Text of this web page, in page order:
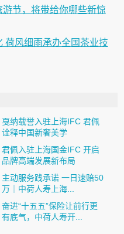
节，将带给你哪些新惊
荷风细雨承办全国茶业技
戛纳载誉入驻上海IFC 君佩
诠释中国新奢美学
君佩入驻上海国金IFC 开启
品牌高端发展新布局
主动服务践承诺 一日速赔50
万｜中荷人寿上海...
奋进“十五五”保险让前行更
有底气，中荷人寿开...